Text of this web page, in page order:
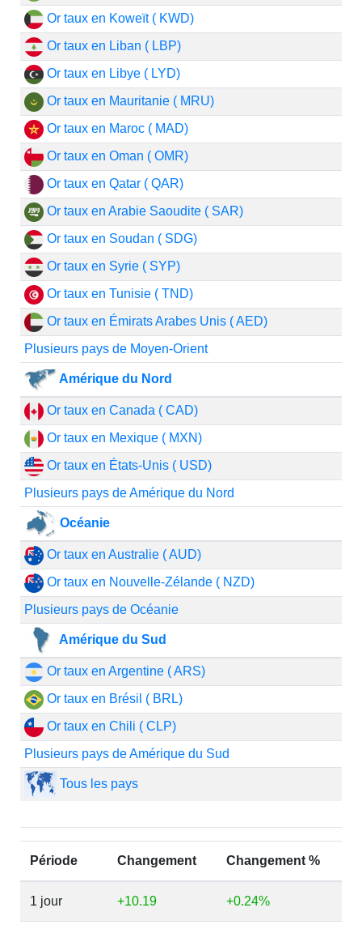
Or taux en Koweït ( KWD)
Or taux en Liban ( LBP)
Or taux en Libye ( LYD)
Or taux en Mauritanie ( MRU)
Or taux en Maroc ( MAD)
Or taux en Oman ( OMR)
Or taux en Qatar ( QAR)
Or taux en Arabie Saoudite ( SAR)
Or taux en Soudan ( SDG)
Or taux en Syrie ( SYP)
Or taux en Tunisie ( TND)
Or taux en Émirats Arabes Unis ( AED)
Plusieurs pays de Moyen-Orient
Amérique du Nord
Or taux en Canada ( CAD)
Or taux en Mexique ( MXN)
Or taux en États-Unis ( USD)
Plusieurs pays de Amérique du Nord
Océanie
Or taux en Australie ( AUD)
Or taux en Nouvelle-Zélande ( NZD)
Plusieurs pays de Océanie
Amérique du Sud
Or taux en Argentine ( ARS)
Or taux en Brésil ( BRL)
Or taux en Chili ( CLP)
Plusieurs pays de Amérique du Sud
Tous les pays
Période Changement Changement %
1 jour +10.19 +0.24%